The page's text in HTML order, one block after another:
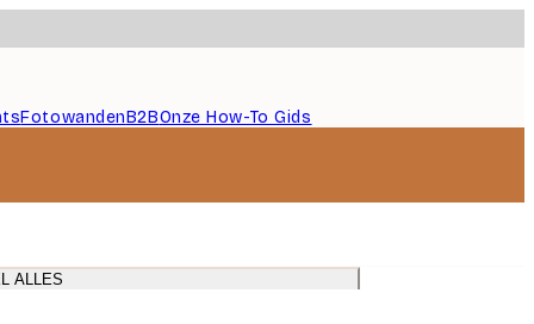
FotowandenB2BOnze How-To Gids
ALLES